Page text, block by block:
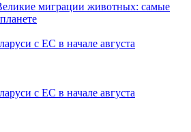
миграции животных: самые
с ЕС в начале августа
с ЕС в начале августа